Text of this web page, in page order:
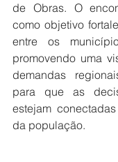
de Obras. O
como objetivo
entre os
promovendo uma
demandas
para que as
estejam
da população.